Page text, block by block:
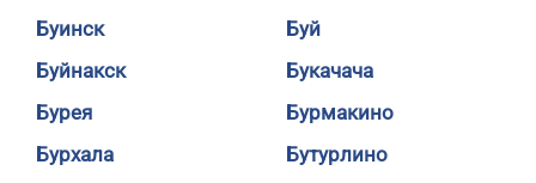
Буинск
Буй
Буйнакск
Букачача
Бурея
Бурмакино
Бурхала
Бутурлино